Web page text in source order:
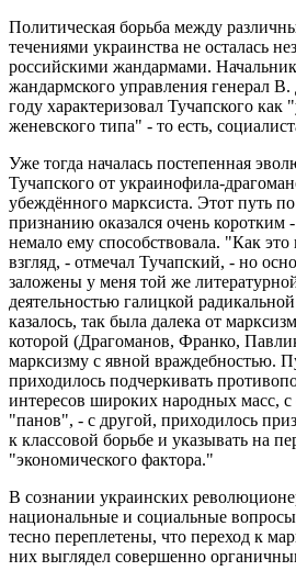
Политическая борьба между
течениями украинства не осталась
российскими жандармами.
жандармского управления генерал
году характеризовал Тучапского как
женевского типа" - то есть,
Уже тогда началась постепенная
Тучапского от украинофила-
убеждённого марксиста. Этот путь
признанию оказался очень коротким
немало ему способствовала. "Как
взгляд, - отмечал Тучапский, - но
заложены у меня той же
деятельностью галицкой
казалось, так была далека от
которой (Драгоманов, Франко,
марксизму с явной враждебностью.
приходилось подчеркивать
интересов широких народных масс,
"панов", - с другой, приходилось
к классовой борьбе и указывать на
"экономического фактора."
В сознании украинских
национальные и социальные вопросы
тесно переплетены, что переход к
них выглядел совершенно